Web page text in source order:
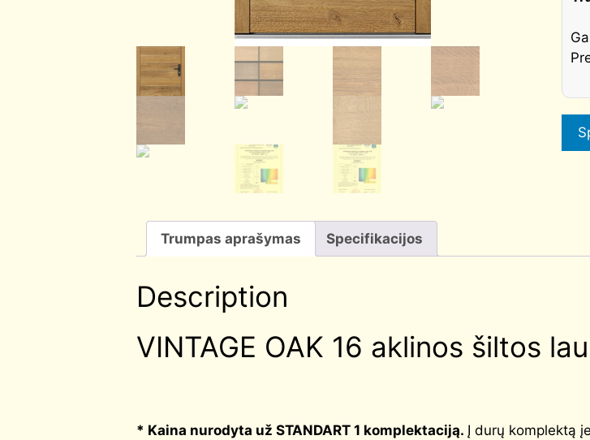
Trumpas aprašymas Specifikacijos
Description
VINTAGE OAK 16 aklinos šiltos
* Kaina nurodyta už STANDART 1 komplektaciją. Į durų komplektą